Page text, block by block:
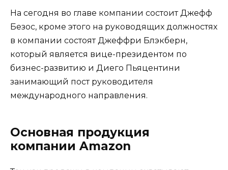
На сегодня во главе компании состоит Джефф
Безос, кроме этого на руководящих должностях
в компании состоят Джеффри Блэкберн,
который является вице-президентом по
бизнес-развитию и Диего Пьяцентини
занимающий пост руководителя
международного направления.
Основная продукция
компании Amazon